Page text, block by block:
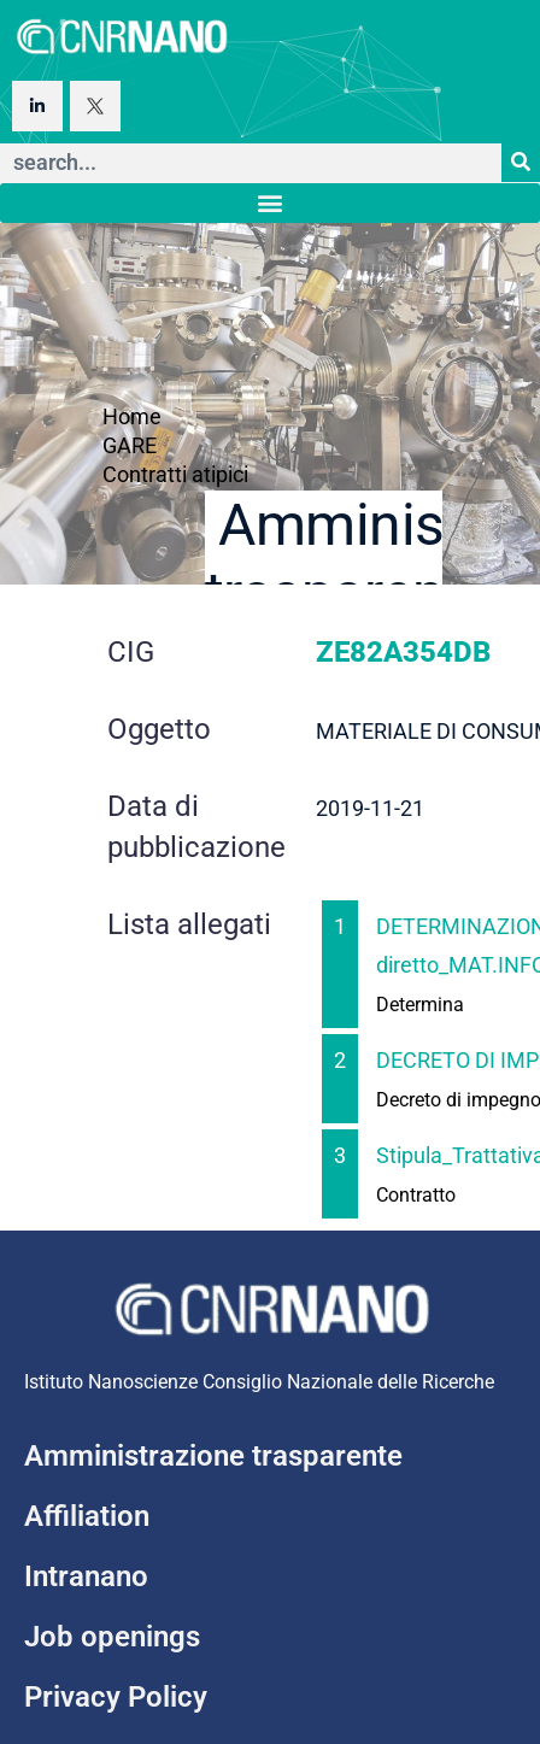
Home
GARE
Contratti atipici
trasparente
dettaglio
gara
CIG ZE82A354DB
Oggetto MATERIALE DI
Data di
pubblicazione
2019-11-21
Lista allegati 1
Determina
2 DECRETO DI
Decreto di impegno
3
Contratto
Istituto Nanoscienze Consiglio Nazionale delle Ricerche
Amministrazione trasparente
Affiliation
Intranano
Job openings
Privacy Policy